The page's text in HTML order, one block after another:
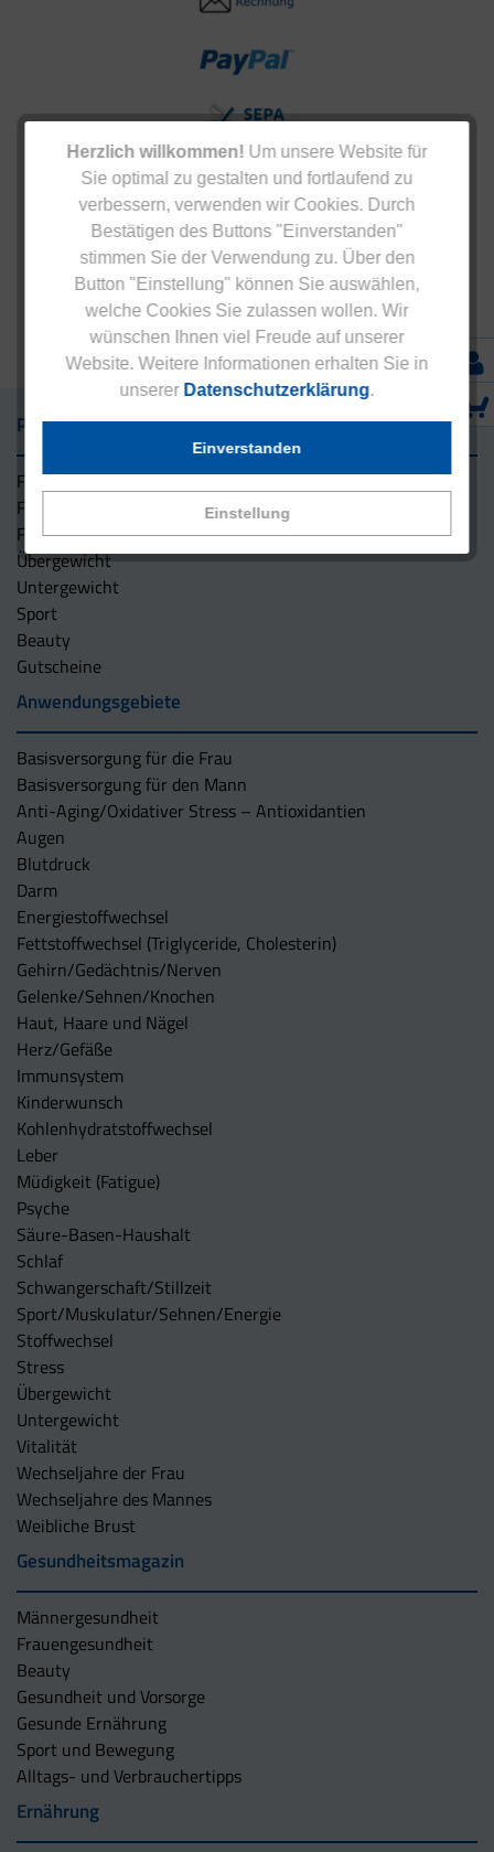
Herzlich willkommen! Um unsere Website für
Sie optimal zu gestalten und fortlaufend zu
verbessern, verwenden wir Cookies. Durch
Bestätigen des Buttons "Einverstanden"
stimmen Sie der Verwendung zu. Über den
Button "Einstellung" können Sie auswählen,
welche Cookies Sie zulassen wollen. Wir
wünschen Ihnen viel Freude auf unserer
Website. Weitere Informationen erhalten Sie in
unserer Datenschutzerklärung.
Einstellung
Einverstanden
Präparate
Für den Mann
Für die Frau
Für Mann und Frau
Übergewicht
Untergewicht
Sport
Beauty
Gutscheine
Anwendungsgebiete
Basisversorgung für die Frau
Basisversorgung für den Mann
Anti-Aging/Oxidativer Stress – Antioxidantien
Augen
Blutdruck
Darm
Energiestoffwechsel
Fettstoffwechsel (Triglyceride, Cholesterin)
Gehirn/Gedächtnis/Nerven
Gelenke/Sehnen/Knochen
Haut, Haare und Nägel
Herz/Gefäße
Immunsystem
Kinderwunsch
Kohlenhydratstoffwechsel
Leber
Müdigkeit (Fatigue)
Psyche
Säure-Basen-Haushalt
Schlaf
Schwangerschaft/Stillzeit
Sport/Muskulatur/Sehnen/Energie
Stoffwechsel
Stress
Übergewicht
Untergewicht
Vitalität
Wechseljahre der Frau
Wechseljahre des Mannes
Weibliche Brust
Gesundheitsmagazin
Männergesundheit
Frauengesundheit
Beauty
Gesundheit und Vorsorge
Gesunde Ernährung
Sport und Bewegung
Alltags- und Verbrauchertipps
Ernährung